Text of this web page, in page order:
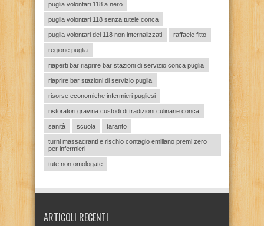
puglia volontari 118 a nero
puglia volontari 118 senza tutele conca
puglia volontari del 118 non internalizzati raffaele fitto
regione puglia
riaperti bar riaprire bar stazioni di servizio conca puglia
riaprire bar stazioni di servizio puglia
risorse economiche infermieri pugliesi
ristoratori gravina custodi di tradizioni culinarie conca
sanità scuola taranto
turni massacranti e rischio contagio emiliano premi zero
per infermieri
tute non omologate
ARTICOLI RECENTI